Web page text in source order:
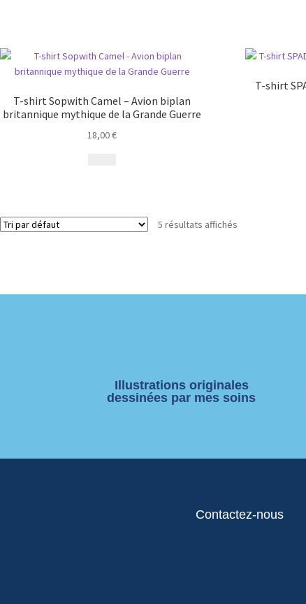
T-shirt Sopwith Camel – Avion biplan
britannique mythique de la Grande Guerre
18,00€
T-shirt
5 résultats affichés
Illustrations originales
dessinées par mes soins
Contactez-nous